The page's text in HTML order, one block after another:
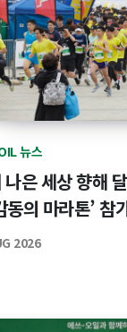
뉴스
나은 세상 향해
동의 마라톤’ 참
2026